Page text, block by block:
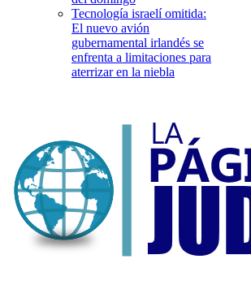
Tecnología israelí omitida:
El nuevo avión
gubernamental irlandés se
enfrenta a limitaciones para
aterrizar en la niebla